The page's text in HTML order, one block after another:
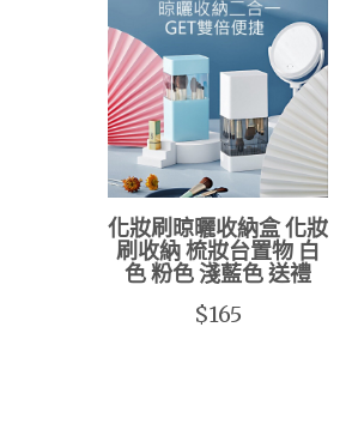
化妝刷晾曬收納盒 化妝
刷收納 梳妝台置物 白
色 粉色 淺藍色 送禮
$165